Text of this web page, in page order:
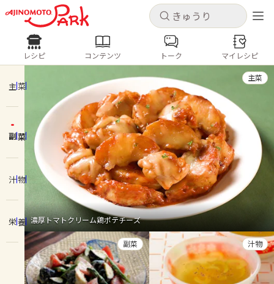
キャンセル
ログインするとレシピを保存できます
ログイン 新規登録
ホーム
コンテンツ
レシピ
トーク
よくあるお問い合わせ
キャンセル
レシピ コンテンツ
人気の食材・レシピ
きゅうり なす トマト
とうもろこし
ピーマン
みょうが ゴーヤ
レシピ コンテンツ トーク マイレシピ
主菜
副菜
汁物
栄養 濃厚トマトクリーム鶏ポテチーズ
主菜
副菜 汁物